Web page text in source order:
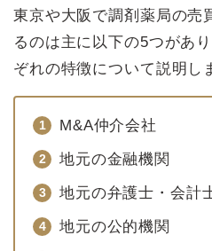
東京や大阪で調剤薬局の売
るのは主に以下の5つがあ
ぞれの特徴について説明し
M&A仲介会社
地元の金融機関
地元の弁護士・会計
地元の公的機関